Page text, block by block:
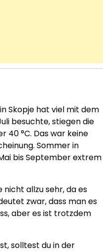
Skopje hat viel mit dem
besuchte, stiegen die
40 °C. Das war keine
Sommer in
bis September extrem
allzu sehr, da es
zwar, dass man es
aber es ist trotzdem
solltest du in der